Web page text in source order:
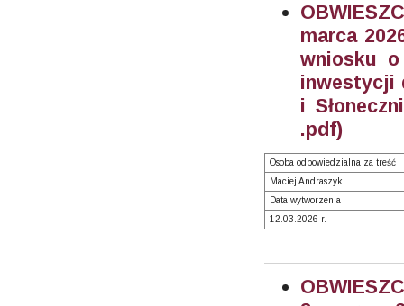
marca
wniosku
inwestycji
i
.pdf)
Osoba odpowiedzialna za treść
Maciej Andraszyk
Data wytworzenia
12.03.2026 r.